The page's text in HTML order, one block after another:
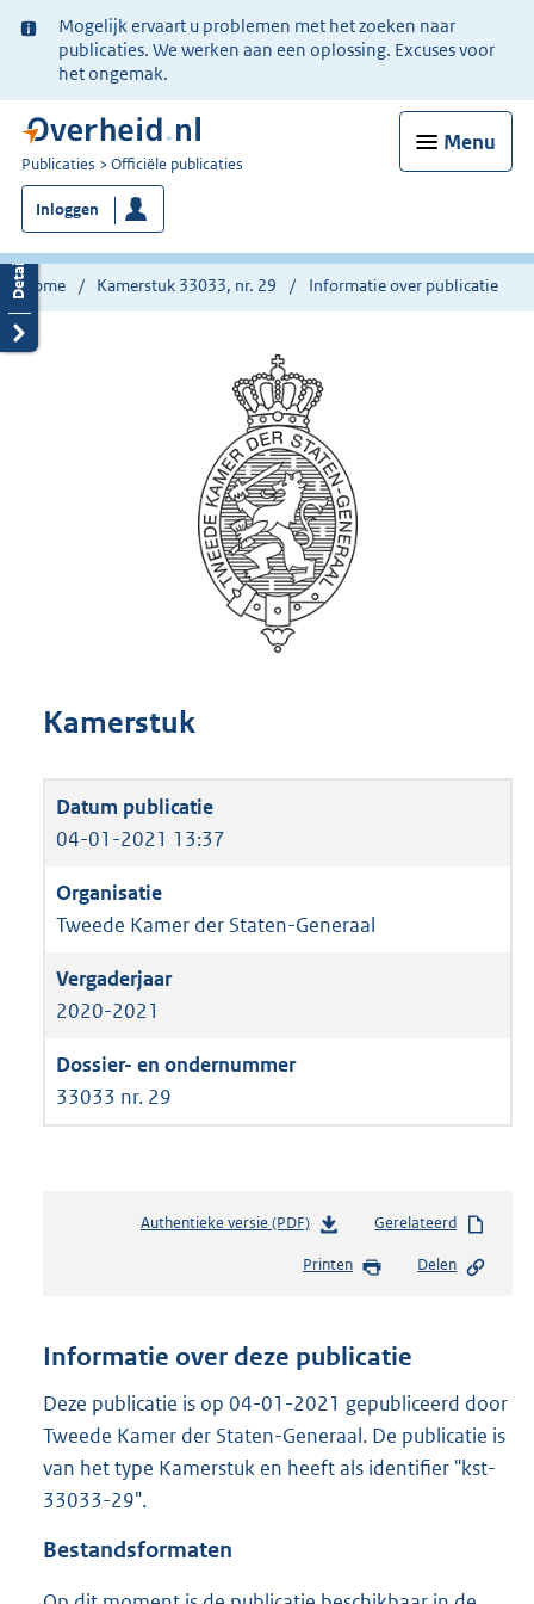
Ter
informatie:
Mogelijk ervaart u problemen met het zoeken naar
publicaties. We werken aan een oplossing. Excuses voor
het ongemak.
Menu
U
bent
nu
hier:
Publicaties Officiële publicaties
Inloggen
Home Kamerstuk 33033, nr. 29 Informatie over publicatie
Kamerstuk
04-01-2021 13:37
Tweede Kamer der Staten-Generaal
2020-2021
33033 nr. 29
Authentieke versie (PDF)b
s
n
s
r
o
:
Gerelateerd
Printen Delen
Informatie over deze publicatie
Deze publicatie is op 04-01-2021 gepubliceerd door
Tweede Kamer der Staten-Generaal. De publicatie is
van het type Kamerstuk en heeft als identifier "kst-
33033-29".
Bestandsformaten